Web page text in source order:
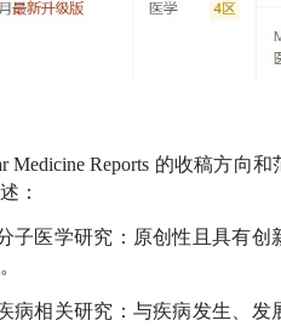
Medicine Reports 的收稿方向和
：
子医学研究：原创性且具有
病相关研究：与疾病发生、